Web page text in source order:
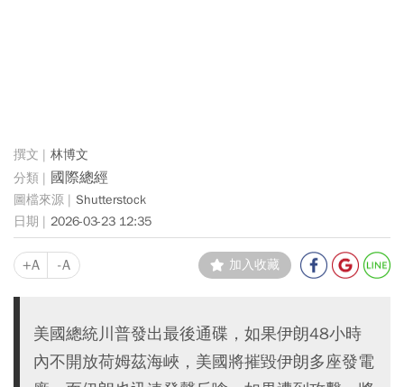
林博文
國際總經
Shutterstock
2026-03-23 12:35
+A -A 加入收藏
美國總統川普發出最後通碟，如果伊朗48小時
內不開放荷姆茲海峽，美國將摧毀伊朗多座發電